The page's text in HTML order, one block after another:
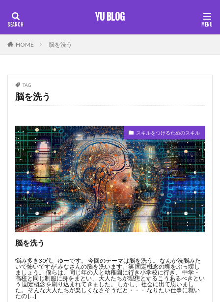
YU BLOG
HOME 脳を洗う
TAG
脳を洗う
スキルをつけるためのスキル
脳を洗う
悩み多き30代、ゆーです。 今回のテーマは脳を洗う。 なんか洗脳みた
いで怖いですが みなさんの脳を洗います。笑 固定概念の塊をぶっ壊し
ましょう。 僕らは、同じ年の人と幼稚園に行き小学校に行き、 中学・
高校と同じ制服に身をまとい、 大人たちが理想とするこうあるべきとい
う 固定概念を刷り込まれてきました。 しかし、社会に出て思いまし
た。 そんな大人たちが楽しくなさそうだと・・・ なりたい仕事に就い
たの […]
タグ
100×100の方式 未来把握
伝えるスキル
外国人雇用
多様性
希少価値
捨てなければいけない思考
時給
本は聞け
仕事
終身雇用 継続スキル
習慣化
脳を洗う
自己変革準備 自由
行動の力
行動力
視野を広げる
仮想通貨 初心者
ワークライフバランス
AI
ストーリーを売る
BFAB
MUP MUPうさぎクラス
SPINの法則
アウトプット
ロジカルシンキング
フェルミ推定
ブランディング
ブログ初投稿
ブログ開設
マインドセット
マーケティング